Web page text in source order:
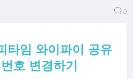
0
타임 와이파이 공유
호 변경하기